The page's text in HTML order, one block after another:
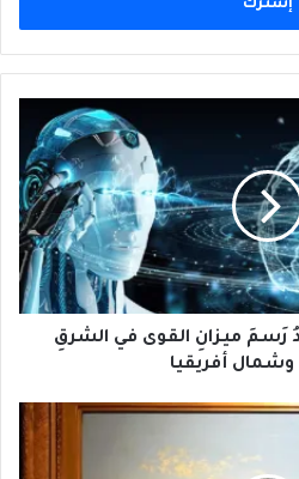
رَسمَ ميزانِ القوى في الشرقِ
أفريقيا